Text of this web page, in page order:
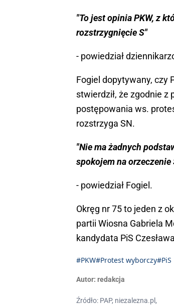
"To jest opinia PKW, z
rozstrzygnięcie S"
- powiedział
Fogiel dopytywany, czy
stwierdził, że zgodnie z
postępowania ws.
rozstrzyga SN.
"Nie ma żadnych
spokojem na
- powiedział Fogiel.
Okręg nr 75 to jeden z
partii Wiosna Gabriela
kandydata PiS
#PKW#Protest wyborczy#PiS
Autor: redakcja
Źródło: PAP, niezalezna.pl,